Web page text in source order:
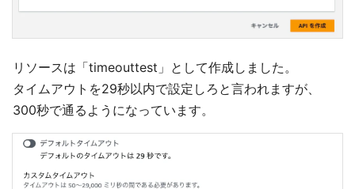
リソースは「timeouttest」として作成しました。
タイムアウトを29秒以内で設定しろと言われますが、
300秒で通るようになっています。